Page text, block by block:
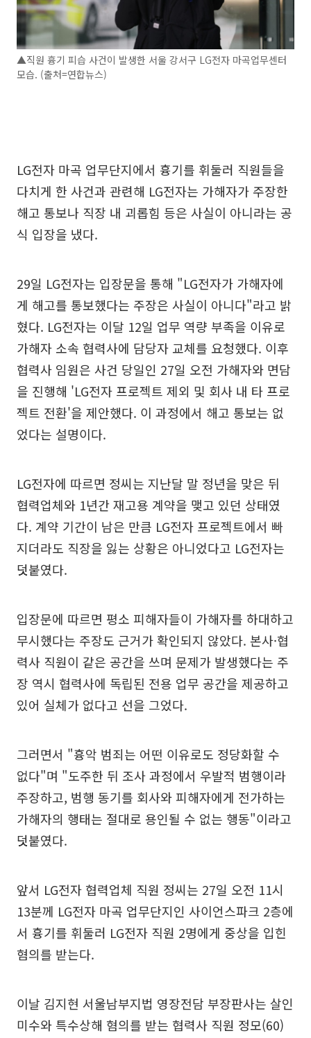
▲직원 흉기 피습 사건이 발생한 서울 강서구 LG전자 마곡업무센터
모습. (출처=연합뉴스)
LG전자 마곡 업무단지에서 흉기를 휘둘러 직원들을
다치게 한 사건과 관련해 LG전자는 가해자가 주장한
해고 통보나 직장 내 괴롭힘 등은 사실이 아니라는 공
식 입장을 냈다.
29일 LG전자는 입장문을 통해 "LG전자가 가해자에
게 해고를 통보했다는 주장은 사실이 아니다"라고 밝
혔다. LG전자는 이달 12일 업무 역량 부족을 이유로
가해자 소속 협력사에 담당자 교체를 요청했다. 이후
협력사 임원은 사건 당일인 27일 오전 가해자와 면담
을 진행해 'LG전자 프로젝트 제외 및 회사 내 타 프로
젝트 전환'을 제안했다. 이 과정에서 해고 통보는 없
었다는 설명이다.
LG전자에 따르면 정씨는 지난달 말 정년을 맞은 뒤
협력업체와 1년간 재고용 계약을 맺고 있던 상태였
다. 계약 기간이 남은 만큼 LG전자 프로젝트에서 빠
지더라도 직장을 잃는 상황은 아니었다고 LG전자는
덧붙였다.
입장문에 따르면 평소 피해자들이 가해자를 하대하고
무시했다는 주장도 근거가 확인되지 않았다. 본사·협
력사 직원이 같은 공간을 쓰며 문제가 발생했다는 주
장 역시 협력사에 독립된 전용 업무 공간을 제공하고
있어 실체가 없다고 선을 그었다.
그러면서 "흉악 범죄는 어떤 이유로도 정당화할 수
없다"며 "도주한 뒤 조사 과정에서 우발적 범행이라
주장하고, 범행 동기를 회사와 피해자에게 전가하는
가해자의 행태는 절대로 용인될 수 없는 행동"이라고
덧붙였다.
앞서 LG전자 협력업체 직원 정씨는 27일 오전 11시
13분께 LG전자 마곡 업무단지인 사이언스파크 2층에
서 흉기를 휘둘러 LG전자 직원 2명에게 중상을 입힌
혐의를 받는다.
이날 김지현 서울남부지법 영장전담 부장판사는 살인
미수와 특수상해 혐의를 받는 협력사 직원 정모(60)